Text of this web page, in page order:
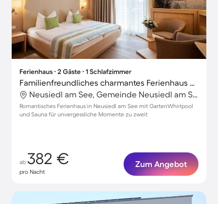
Ferienhaus ∙ 2 Gäste ∙ 1 Schlafzimmer
Familienfreundliches charmantes Ferienhaus mit Garten, Sauna und Whirlpool | Hunde erlaubt
Neusiedl am See, Gemeinde Neusiedl am See, Österreich
Romantisches Ferienhaus in Neusiedl am See mit GartenWhirlpool
und Sauna für unvergessliche Momente zu zweit
ab 382 €
pro Nacht
Zum Angebot